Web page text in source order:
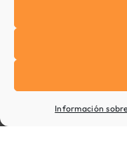
Información